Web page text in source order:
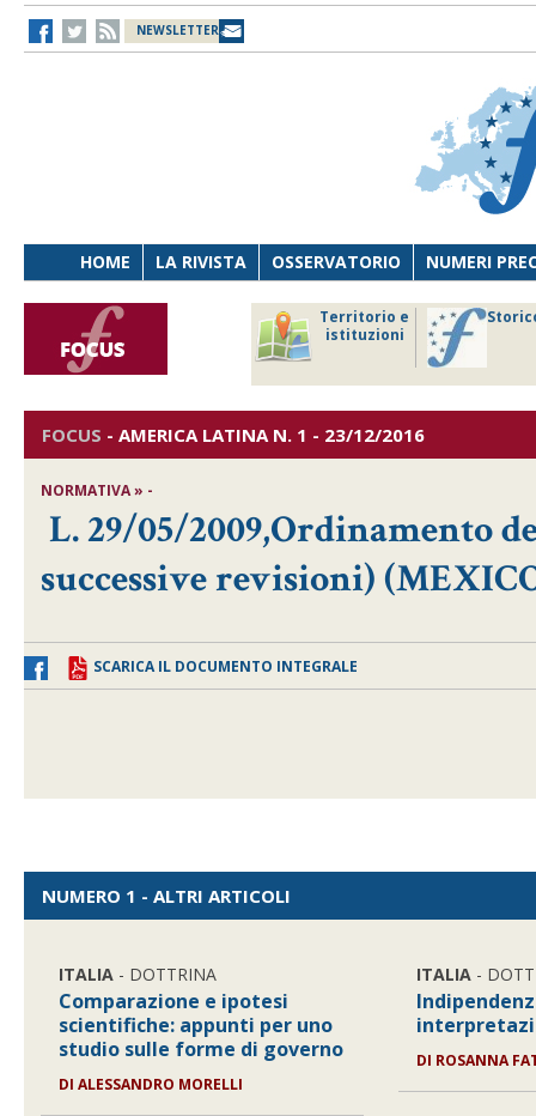
NEWSLETTER
HOME LA RIVISTA OSSERVATORIO NUMERI
Territorio e
istituzioni
FOCUS - AMERICA LATINAN. 1 - 23/12/2016
NORMATIVA » -
L. 29/05/2009,Ordinamento
successive revisioni)
SCARICA IL DOCUMENTO INTEGRALE
NUMERO 1 - ALTRI ARTICOLI
ITALIA - DOTTRINA
Comparazione e ipotesi
scientifiche: appunti per uno
studio sulle forme di governo
DIALESSANDRO MORELLI
ITALIA -
DI ROSANNA